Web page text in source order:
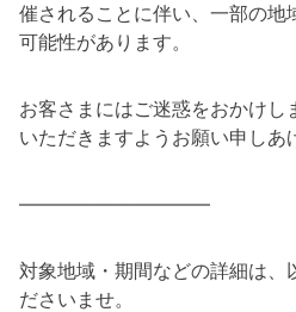
催されることに伴い、一部の地
可能性があります。
お客さまにはご迷惑をおかけし
いただきますようお願い申しあ
――――――――――
対象地域・期間などの詳細は、
ださいませ。